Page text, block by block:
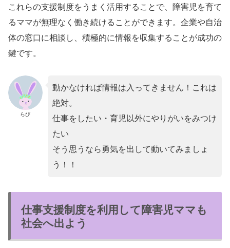
これらの支援制度をうまく活用することで、障害児を育て
るママが無理なく働き続けることができます。企業や自治
体の窓口に相談し、積極的に情報を収集することが成功の
鍵です。
らび
動かなければ情報は入ってきません！これは
絶対。
仕事をしたい・育児以外にやりがいをみつけ
たい
そう思うなら勇気を出して動いてみましょ
う！！
仕事支援制度を利用して障害児ママも
社会へ出よう